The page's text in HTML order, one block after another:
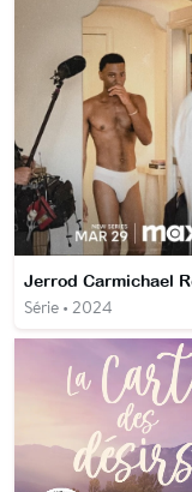
Série • 2024